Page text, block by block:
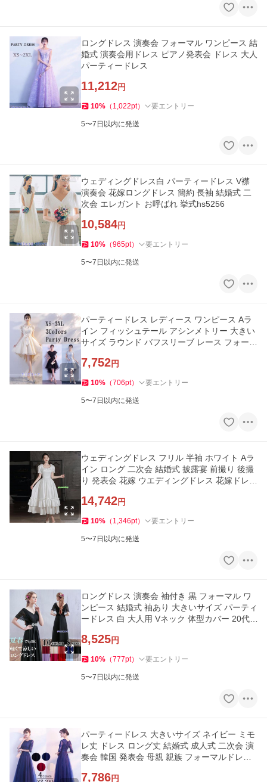
ロングドレス 演奏会 フォーマル ワンピース 結
婚式 演奏会用ドレス ピアノ発表会 ドレス 大人
パーティードレス
11,212円
10% （ 1,022pt） 要エントリー
5〜7日以内に発送
ウェディングドレス白 パーティードレス V襟
演奏会 花嫁ロングドレス 簡約 長袖 結婚式 二
次会 エレガント お呼ばれ 挙式hs5256
10,584円
10% （965pt） 要エントリー
5〜7日以内に発送
パーティードレス レディース ワンピース Aラ
イン フィッシュテール アシンメトリー 大きい
サイズ ラウンド バフスリーブ レース フォーマ
7,752円
10% （706pt） 要エントリー
5〜7日以内に発送
ウェディングドレス フリル 半袖 ホワイト Aラ
イン ロング 二次会 結婚式 披露宴 前撮り 後撮
り 発表会 花嫁 ウエディングドレス 花嫁ドレス
14,742円
10% （ 1,346pt） 要エントリー
5〜7日以内に発送
ロングドレス 演奏会 袖付き 黒 フォーマル ワ
ンピース 結婚式 袖あり 大きいサイズ パーティ
ードレス 白 大人用 Vネック 体型カバー 20代 3
8,525円
10% （777pt） 要エントリー
5〜7日以内に発送
パーティードレス 大きいサイズ ネイビー ミモ
レ丈 ドレス ロング丈 結婚式 成人式 二次会 演
奏会 韓国 発表会 母親 親族 フォーマルドレス
7,786円